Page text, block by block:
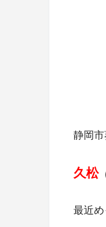
静岡
久松
最近め